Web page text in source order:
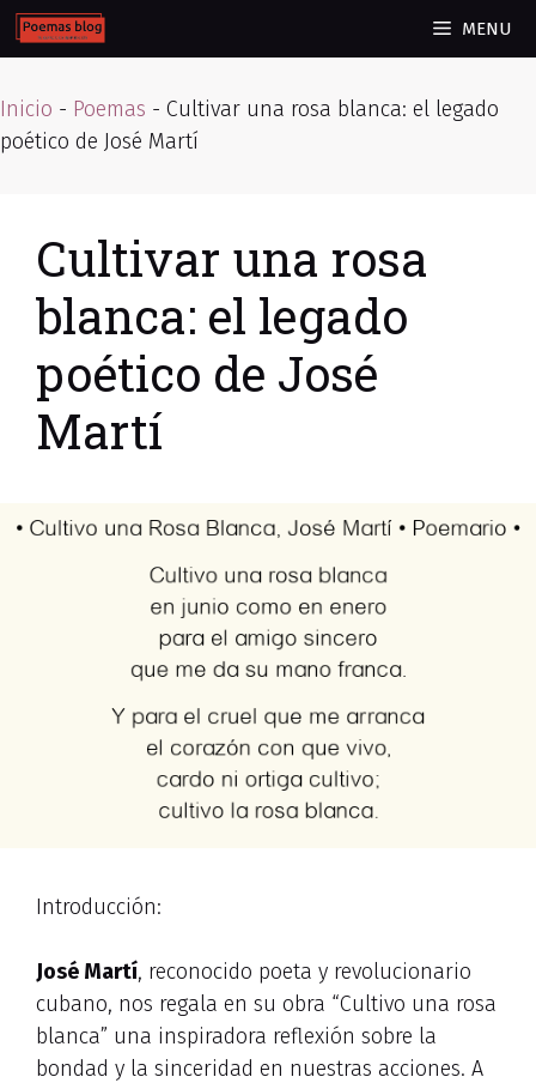
Skip
to
MENU
Inicio - Poemas - Cultivar una rosa blanca: el legado
poético de José Martí
Cultivar una rosa
blanca: el legado
poético de José
Martí
Introducción:
José Martí, reconocido poeta y revolucionario
cubano, nos regala en su obra “Cultivo una rosa
blanca” una inspiradora reflexión sobre la
bondad y la sinceridad en nuestras acciones. A